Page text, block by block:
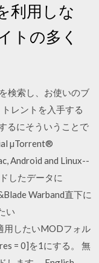
利用しな
トの多く
検索し、お使いのブ
レントを入手する
るにそういうことで
µTorrent®
Android and Linux--
したデータに
Warband直下に
い
用したいMODフォル
= 0]を1にする。 無